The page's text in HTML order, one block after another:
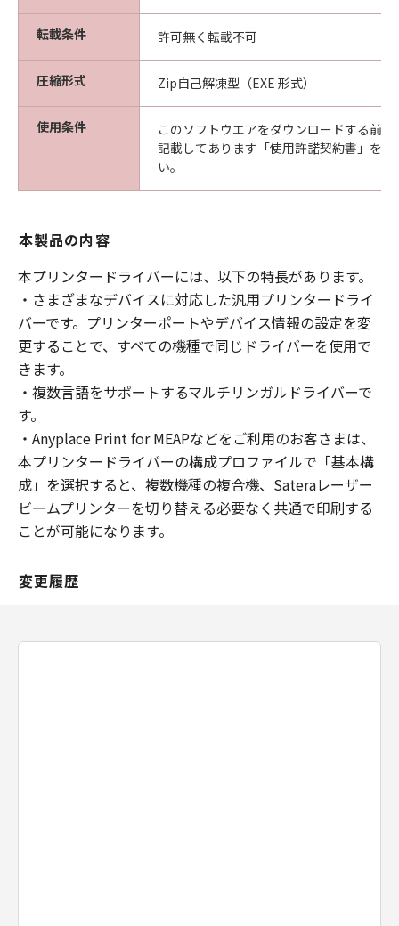
転載条件 許可無く転載不可
圧縮形式 Zip自己解凍型（EXE 形式）
使用条件
このソフトウエアをダウンロードする前
記載してあります「使用許諾契約書」を
い。
本製品の内容
本プリンタードライバーには、以下の特長があります。
・さまざまなデバイスに対応した汎用プリンタードライ
バーです。プリンターポートやデバイス情報の設定を変
更することで、すべての機種で同じドライバーを使用で
きます。
・複数言語をサポートするマルチリンガルドライバーで
す。
・Anyplace Print for MEAPなどをご利用のお客さまは、
本プリンタードライバーの構成プロファイルで「基本構
成」を選択すると、複数機種の複合機、Sateraレーザー
ビームプリンターを切り替える必要なく共通で印刷する
ことが可能になります。
変更履歴